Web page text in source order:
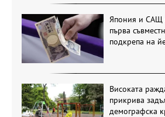
Япония и САЩ
първа
подкрепа на
Високата
прикрива
демографска